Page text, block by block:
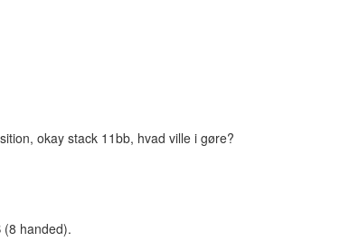
okay stack 11bb, hvad ville i gøre?
(8 handed).